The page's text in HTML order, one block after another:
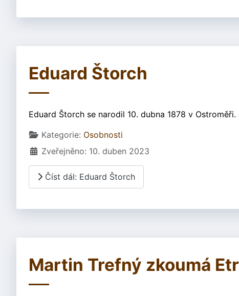
Eduard Štorch
Eduard Štorch se narodil 10. dubna 1878 v
Základní údaje
Kategorie: Osobnosti
Zveřejněno: 10. duben 2023
Číst dál: Eduard Štorch
Martin Trefný zkoumá